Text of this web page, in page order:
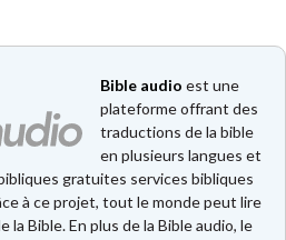
Bible audio est une
plateforme offrant des
traductions de la bible
en plusieurs langues et
gratuites services bibliques
à ce projet, tout le monde peut lire
la Bible. En plus de la Bible audio, le